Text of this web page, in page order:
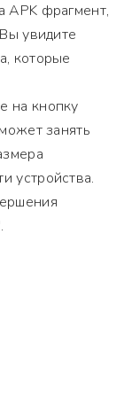
APK фрагмент,
увидите
которые
на кнопку
занять
устройства.